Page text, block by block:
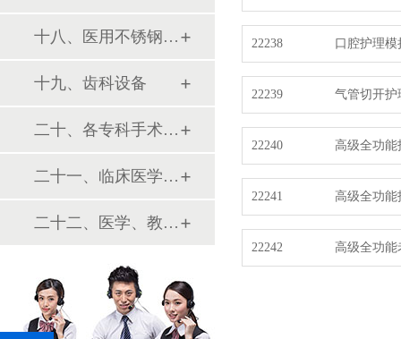
十八、医用不锈钢制品
十九、齿科设备
二十、各专科手术器械包
二十一、临床医学训练模型
二十二、医学、教学模型
22238 口腔护理模
22239 气管切开护
22240 高级全功
22241 高级全功
22242 高级全功